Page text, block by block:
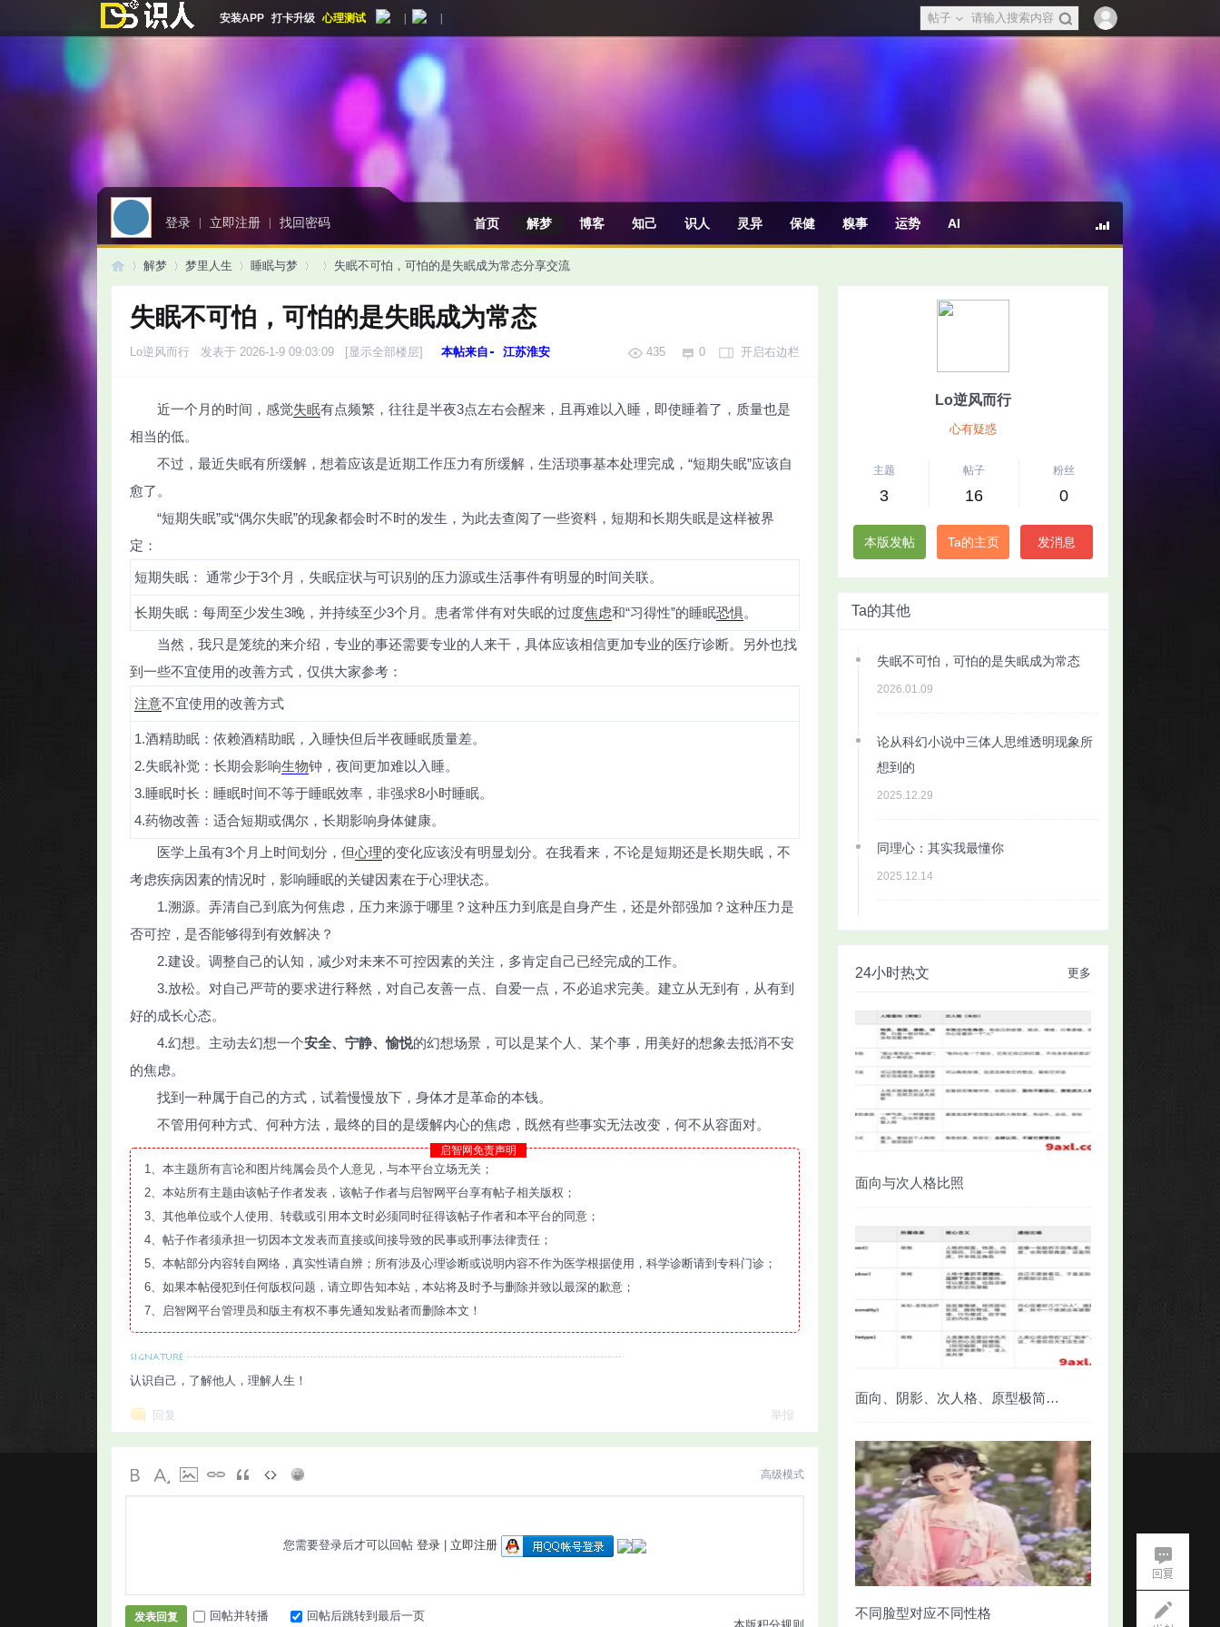
安装APP 打卡升级 心理测试 帖子
登录 | 立即注册 | 找回密码 首页 解梦 博客 知己 识人 灵异 保健 糗事 运势 AI
解梦 梦里人生 睡眠与梦 分享交流
失眠不可怕，可怕的是失眠成为常态
Lo逆风而行
心有疑惑
主题
3
帖子
16
粉丝
0
本版发帖 Ta的主页 发消息
Ta的其他
失眠不可怕，可怕的是失眠成为常态
2026.01.09
论从科幻小说中三体人思维透明现象所
想到的
2025.12.29
同理心：其实我最懂你
2025.12.14
更多
24小时热文
面向与次人格比照
面向、阴影、次人格、原型极简对照
不同脸型对应不同性格
失眠不可怕，可怕的是失眠成为常态
Lo逆风而行 发表于 2026-1-9 09:03:09 [显示全部楼层] 本帖来自- 江苏淮安 开启右边栏
435 0
近一个月的时间，感觉失眠有点频繁，往往是半夜3点左右会醒来，且再难以入睡，即使睡着了，质量也是
相当的低。
不过，最近失眠有所缓解，想着应该是近期工作压力有所缓解，生活琐事基本处理完成，“短期失眠”应该自
愈了。
“短期失眠”或“偶尔失眠”的现象都会时不时的发生，为此去查阅了一些资料，短期和长期失眠是这样被界
定：
短期失眠： 通常少于3个月，失眠症状与可识别的压力源或生活事件有明显的时间关联。
长期失眠：每周至少发生3晚，并持续至少3个月。患者常伴有对失眠的过度焦虑和“习得性”的睡眠恐惧。
当然，我只是笼统的来介绍，专业的事还需要专业的人来干，具体应该相信更加专业的医疗诊断。另外也找
到一些不宜使用的改善方式，仅供大家参考：
注意不宜使用的改善方式
1.酒精助眠：依赖酒精助眠，入睡快但后半夜睡眠质量差。
2.失眠补觉：长期会影响生物钟，夜间更加难以入睡。
3.睡眠时长：睡眠时间不等于睡眠效率，非强求8小时睡眠。
4.药物改善：适合短期或偶尔，长期影响身体健康。
医学上虽有3个月上时间划分，但心理的变化应该没有明显划分。在我看来，不论是短期还是长期失眠，不
考虑疾病因素的情况时，影响睡眠的关键因素在于心理状态。
1.溯源。弄清自己到底为何焦虑，压力来源于哪里？这种压力到底是自身产生，还是外部强加？这种压力是
否可控，是否能够得到有效解决？
2.建设。调整自己的认知，减少对未来不可控因素的关注，多肯定自己已经完成的工作。
3.放松。对自己严苛的要求进行释然，对自己友善一点、自爱一点，不必追求完美。建立从无到有，从有到
好的成长心态。
4.幻想。主动去幻想一个安全、宁静、愉悦的幻想场景，可以是某个人、某个事，用美好的想象去抵消不安
的焦虑。
找到一种属于自己的方式，试着慢慢放下，身体才是革命的本钱。
不管用何种方式、何种方法，最终的目的是缓解内心的焦虑，既然有些事实无法改变，何不从容面对。
启智网免责声明
1、本主题所有言论和图片纯属会员个人意见，与本平台立场无关；
2、本站所有主题由该帖子作者发表，该帖子作者与启智网平台享有帖子相关版权；
3、其他单位或个人使用、转载或引用本文时必须同时征得该帖子作者和本平台的同意；
4、帖子作者须承担一切因本文发表而直接或间接导致的民事或刑事法律责任；
5、本帖部分内容转自网络，真实性请自辨；所有涉及心理诊断或说明内容不作为医学根据使用，科学诊断请到专科门诊；
6、如果本帖侵犯到任何版权问题，请立即告知本站，本站将及时予与删除并致以最深的歉意；
7、启智网平台管理员和版主有权不事先通知发贴者而删除本文！
认识自己，了解他人，理解人生！
回复 举报
高级模式
您需要登录后才可以回帖 登录 立即注册
发表回复 回帖并转播 回帖后跳转到最后一页